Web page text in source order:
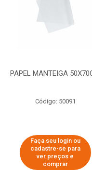
PAPEL MANTEIGA
Código: 50091
Faça seu login ou
cadastre-se para
ver preços e
comprar